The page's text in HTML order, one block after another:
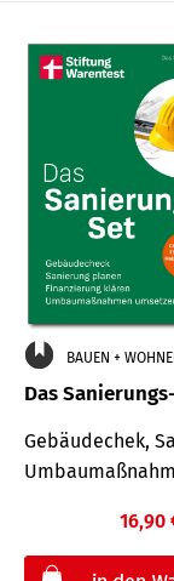
BAUEN +
Das
Gebäudechek,
16,90